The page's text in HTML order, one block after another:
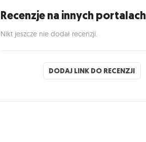
Recenzje na innych portalach
Nikt jeszcze nie dodał recenzji.
DODAJ LINK DO RECENZJI